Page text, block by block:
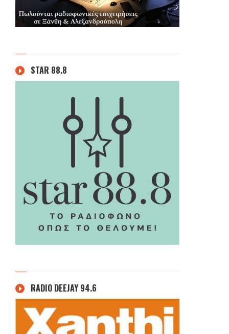
STAR 88.8
RADIO DEEJAY 94.6